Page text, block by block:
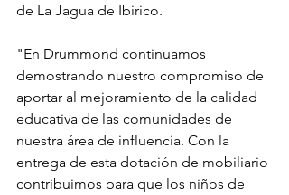
de La Jagua de Ibirico.
"En Drummond continuamos
demostrando nuestro compromiso de
aportar al mejoramiento de la calidad
educativa de las comunidades de
nuestra área de influencia. Con la
entrega de esta dotación de mobiliario
contribuimos para que los niños de